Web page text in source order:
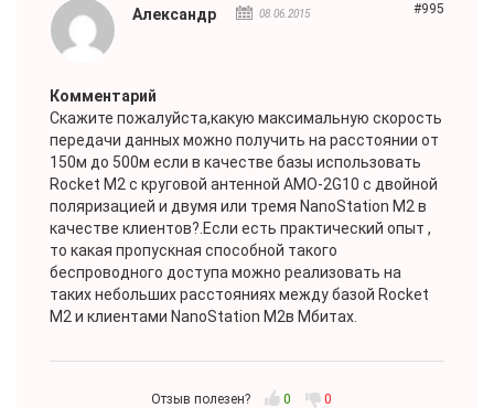
#995
Александр 08.06.2015
Комментарий
Скажите пожалуйста,какую максимальную скорость
передачи данных можно получить на расстоянии от
150м до 500м если в качестве базы использовать
Rocket M2 с круговой антенной AMO-2G10 с двойной
поляризацией и двумя или тремя NanoStation M2 в
качестве клиентов?.Если есть практический опыт ,
то какая пропускная способной такого
беспроводного доступа можно реализовать на
таких небольших расстояниях между базой Rocket
M2 и клиентами NanoStation M2в Мбитах.
Отзыв полезен? 0 0